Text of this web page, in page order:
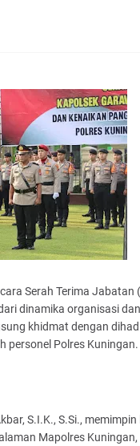
Serah Terima Jabatan
dinamika organisasi
khidmat dengan
personel Polres Kuningan.
S.I.K., S.Si.,
Mapolres Kuningan,